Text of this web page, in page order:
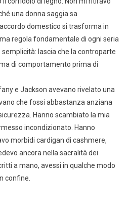
una donna saggia sa
domestico si trasforma in
regola fondamentale di ogni seria
lascia che la controparte
di comportamento prima di
e Jackson avevano rivelato una
che fossi abbastanza anziana
Hanno scambiato la mia
incondizionato. Hanno
morbidi cardigan di cashmere,
ancora nella sacralità dei
a mano, avessi in qualche modo
confine.